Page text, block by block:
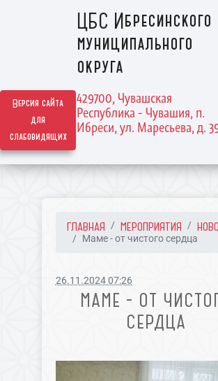
Версия сайта
для
слабовидящих
ЦБС Ибресинского
муниципального
округа
429700, Чувашская
Республика - Чувашия, п.
Ибреси, ул. Маресьева, д.
ГЛАВНАЯ МЕРОПРИЯТИЯ
Маме - от чистого сердца
26.11.2024 07:26
МАМЕ - ОТ
СЕРДЦА